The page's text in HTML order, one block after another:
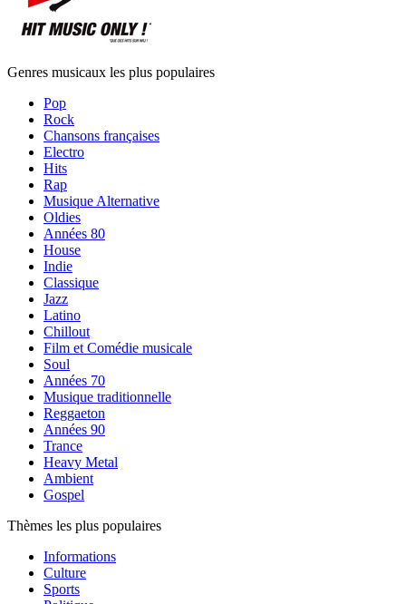
Genres musicaux les plus populaires
Pop
Rock
Chansons françaises
Electro
Hits
Rap
Musique Alternative
Oldies
Années 80
House
Indie
Classique
Jazz
Latino
Chillout
Film et Comédie musicale
Soul
Années 70
Musique traditionnelle
Reggaeton
Années 90
Trance
Heavy Metal
Ambient
Gospel
Thèmes les plus populaires
Informations
Culture
Sports